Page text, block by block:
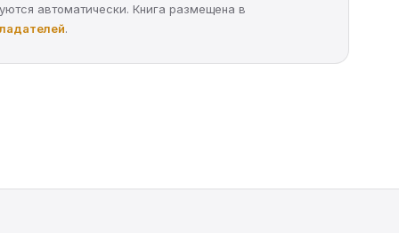
автоматически. Книга размещена в
.